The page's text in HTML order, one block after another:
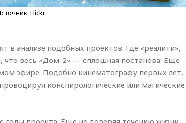
Flickr
в анализе подобных проектов. Где «реалити»,
что весь «Дом-2» — сплошная постанова. Еще
эфире. Подобно кинематографу первых лет,
конспирологические или магические